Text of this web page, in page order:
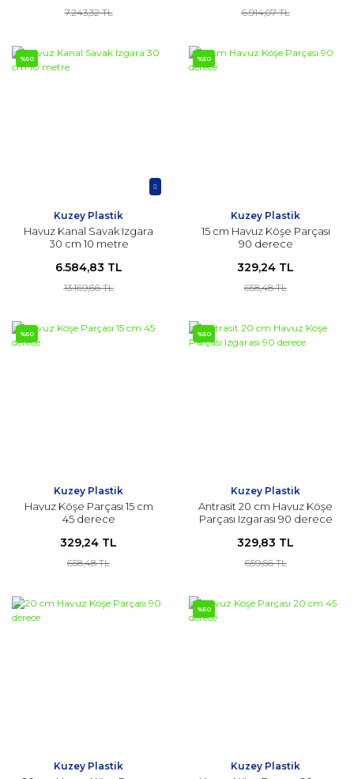
7.243,32 TL 6.914,07 TL
%50
Kuzey Plastik
Havuz Kanal Savak Izgara
30 cm 10 metre
6.584,83 TL
13.169,66 TL
%50
Kuzey Plastik
15 cm Havuz Köşe Parçası
90 derece
329,24 TL
658,48 TL
%50
Kuzey Plastik
Havuz Köşe Parçası 15 cm
45 derece
329,24 TL
658,48 TL
%50
Kuzey Plastik
Antrasit 20 cm Havuz Köşe
Parçası Izgarası 90 derece
329,83 TL
659,66 TL
Kuzey Plastik
%50
Kuzey Plastik